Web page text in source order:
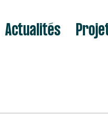
Actualités